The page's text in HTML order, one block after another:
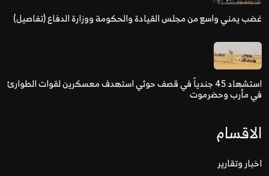
غضب يمني واسع من مجلس القيادة والحكومة ووزارة الدفاع (تفاصيل)
استشهاد 45 جندياً في قصف حوثي استهدف معسكرين لقوات الطوارئ
في مأرب وحضرموت
الاقسام
اخبار وتقارير